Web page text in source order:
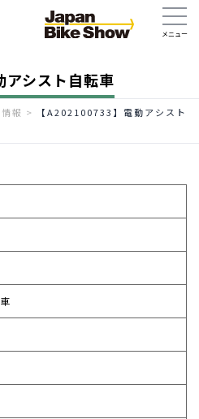
シスト自転車
報 >
【A202100733】電動アシスト